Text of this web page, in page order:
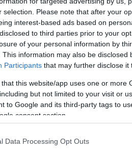
selection. Please note that after your
interest-based ads based on
to third parties prior to your
of your personal information by
This information may also be disclosed
Participants that may further disclose it
that this website/app uses one or more
but not limited to your visit or
to Google and its third-party tags to
consent section.
Data Processing Opt Outs